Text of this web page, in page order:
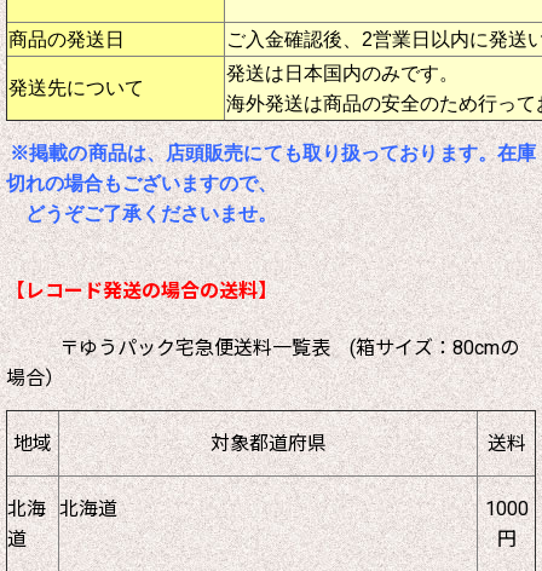
商品の発送日 ご入金確認後、2営業日以内に発送
発送先について
発送は日本国内のみです。
海外発送は商品の安全のため行って
※掲載の商品は、店頭販売にても取り扱っております。在庫
切れの場合もございますので、
どうぞご了承くださいませ。
【レコード発送の場合の送料】
〒ゆうパック宅急便送料一覧表 (箱サイズ：80cmの
場合）
地域 対象都道府県 送料
北海
道
北海道
1000
円